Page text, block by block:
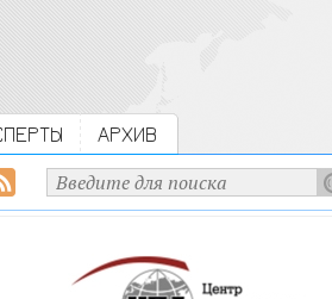
АРХИВ